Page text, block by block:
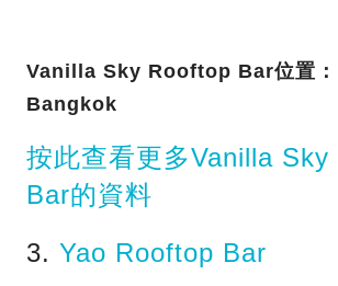
Vanilla Sky Rooftop Bar位置
Bangkok
按此查看更多Vanilla
Bar的資料
3. Yao Rooftop Bar